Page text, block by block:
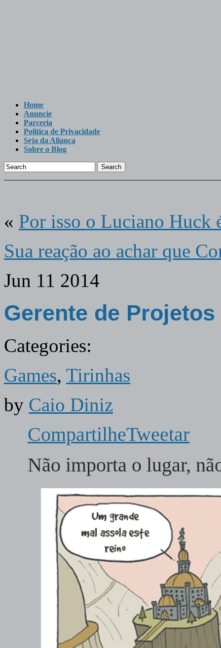
Home
Anuncie
Parceria
Politica de Privacidade
Seja da Aliança
Sobre o Blog
Search
« Por isso o Luciano Huck
Sua reação ao achar que
Jun 11 2014
Gerente de
Categories:
Games, Tirinhas
by Caio Diniz
CompartilheTweetar
Não importa o lugar,